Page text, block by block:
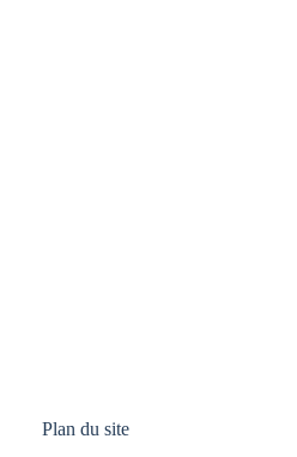
Plan du site